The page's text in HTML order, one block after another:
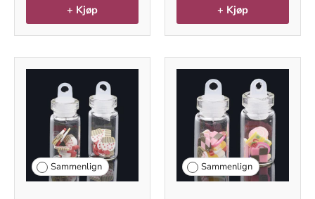
+ Kjøp + Kjøp
Sammenlign Sammenlign